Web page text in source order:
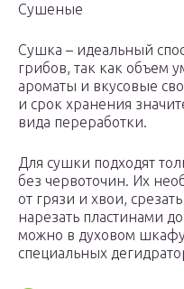
Сушеные
Сушка – идеальный
грибов, так как объем
ароматы и вкусовые
и срок хранения
вида переработки.
Для сушки подходят
без червоточин. Их
от грязи и хвои,
нарезать пластинами
можно в духовом
специальных